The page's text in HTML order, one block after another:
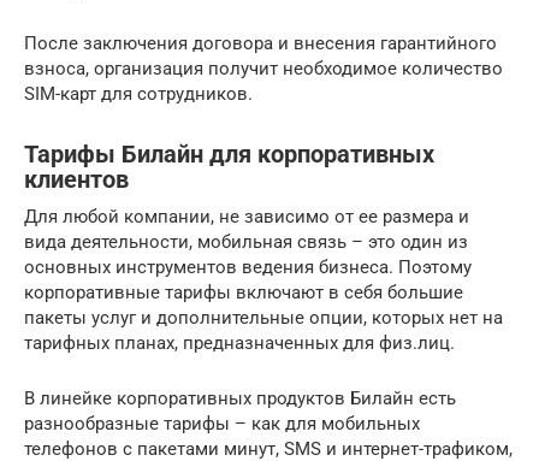
После заключения договора и внесения гарантийного
взноса, организация получит необходимое количество
SIM-карт для сотрудников.
Тарифы Билайн для корпоративных
клиентов
Для любой компании, не зависимо от ее размера и
вида деятельности, мобильная связь – это один из
основных инструментов ведения бизнеса. Поэтому
корпоративные тарифы включают в себя большие
пакеты услуг и дополнительные опции, которых нет на
тарифных планах, предназначенных для физ.лиц.
В линейке корпоративных продуктов Билайн есть
разнообразные тарифы – как для мобильных
телефонов с пакетами минут, SMS и интернет-трафиком,